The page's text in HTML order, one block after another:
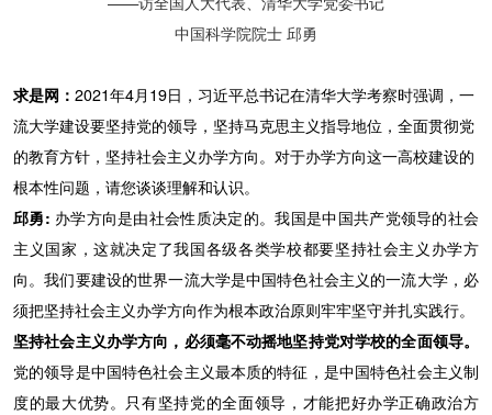
中国科学院院士 邱勇
求是网： 2021年4月19日，习近平总书记在清华大学考察时强调，一
流大学建设要坚持党的领导，坚持马克思主义指导地位，全面贯彻党
的教育方针，坚持社会主义办学方向。对于办学方向这一高校建设的
根本性问题，请您谈谈理解和认识。
邱勇: 办学方向是由社会性质决定的。我国是中国共产党领导的社会
主义国家，这就决定了我国各级各类学校都要坚持社会主义办学方
向。我们要建设的世界一流大学是中国特色社会主义的一流大学，必
须把坚持社会主义办学方向作为根本政治原则牢牢坚守并扎实践行。
坚持社会主义办学方向，必须毫不动摇地坚持党对学校的全面领导。
党的领导是中国特色社会主义最本质的特征，是中国特色社会主义制
度的最大优势。只有坚持党的全面领导，才能把好办学正确政治方